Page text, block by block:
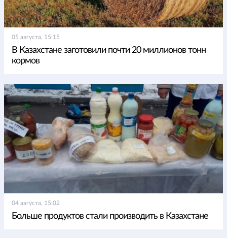
05 августа, 15:15
В Казахстане заготовили почти 20 миллионов тонн
кормов
04 августа, 15:02
Больше продуктов стали производить в Казахстане